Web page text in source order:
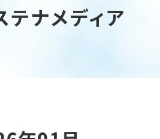
テナメディア